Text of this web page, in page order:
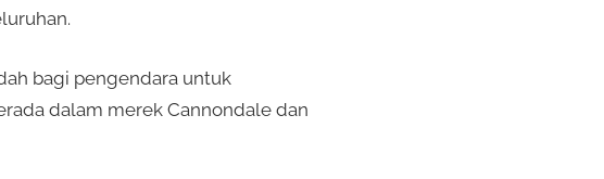
bagi pengendara untuk
dalam merek Cannondale dan